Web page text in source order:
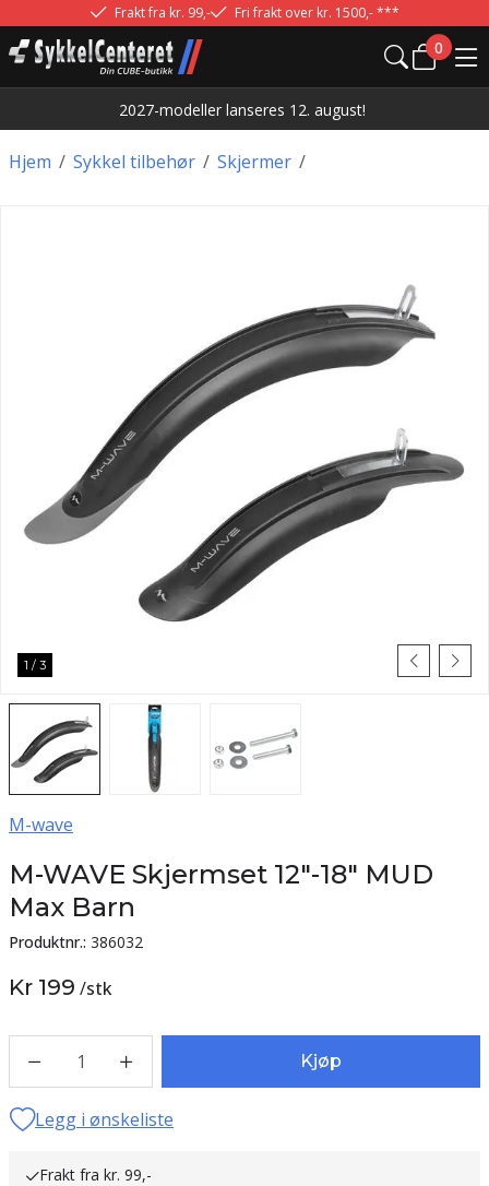
Frakt fra kr. 99,- Fri frakt over kr. 1500,- ***
0
2027-modeller lanseres 12. august!
/
Hjem /
Sykkel tilbehør /
Skjermer
1 / 3
M-wave
M-WAVE Skjermset 12"-18" MUD
Max Barn
Produktnr.: 386032
Kr 199 /stk
1 Kjøp
Legg i ønskeliste
Frakt fra kr. 99,-